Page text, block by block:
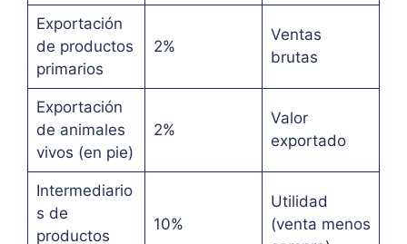
Exportación
de productos
primarios
2%
Ventas
brutas
Exportación
de animales
vivos (en pie)
2%
Valor
exportado
Intermediario
s de
productos
10%
Utilidad
(venta menos